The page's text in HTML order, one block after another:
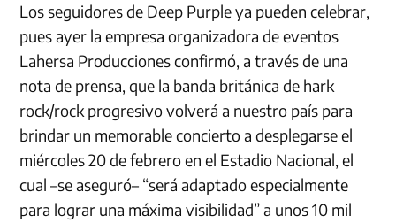
Los seguidores de Deep Purple ya pueden celebrar,
pues ayer la empresa organizadora de eventos
Lahersa Producciones confirmó, a través de una
nota de prensa, que la banda británica de hark
rock/rock progresivo volverá a nuestro país para
brindar un memorable concierto a desplegarse el
miércoles 20 de febrero en el Estadio Nacional, el
cual –se aseguró– “será adaptado especialmente
para lograr una máxima visibilidad” a unos 10 mil